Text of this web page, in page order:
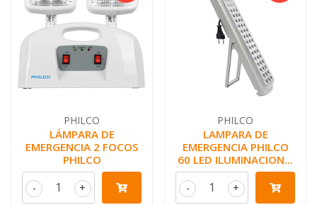
PHILCO
LÁMPARA DE
EMERGENCIA 2 FOCOS
PHILCO
+
-
PHILCO
LAMPARA DE
EMERGENCIA PHILCO
60 LED ILUMINACION...
+
-